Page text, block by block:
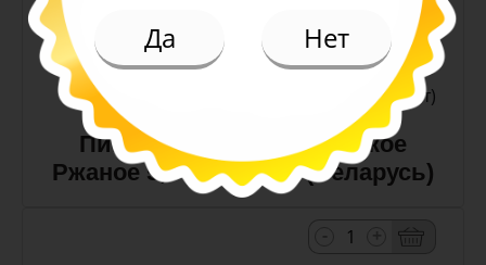
Алк: 5%
Плотность: 11.6%
186.00 руб.
(шт)
Пиво Лидское Жигулевское
Ржаное 5,0% с/т 0,5 л (Беларусь)
Да Нет